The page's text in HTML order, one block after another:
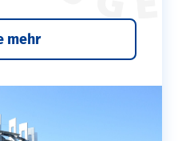
mehr